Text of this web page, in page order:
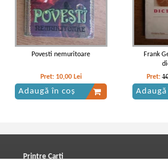
Povesti nemuritoare
Pret: 10,00 Lei
Adaugă în coș
Frank
Pret:
Printre Carti